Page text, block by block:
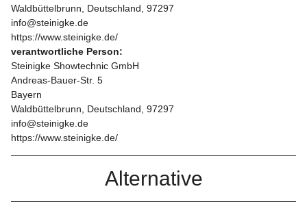
Waldbüttelbrunn, Deutschland, 97297
info@steinigke.de
https://www.steinigke.de/
verantwortliche Person:
Steinigke Showtechnic GmbH
Andreas-Bauer-Str. 5
Bayern
Waldbüttelbrunn, Deutschland, 97297
info@steinigke.de
https://www.steinigke.de/
Alternative